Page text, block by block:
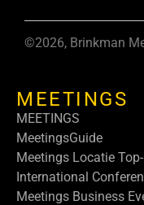
©2026, Brinkman
MEETINGS
MEETINGS
MeetingsGuide
Meetings Locatie
International
Meetings Business